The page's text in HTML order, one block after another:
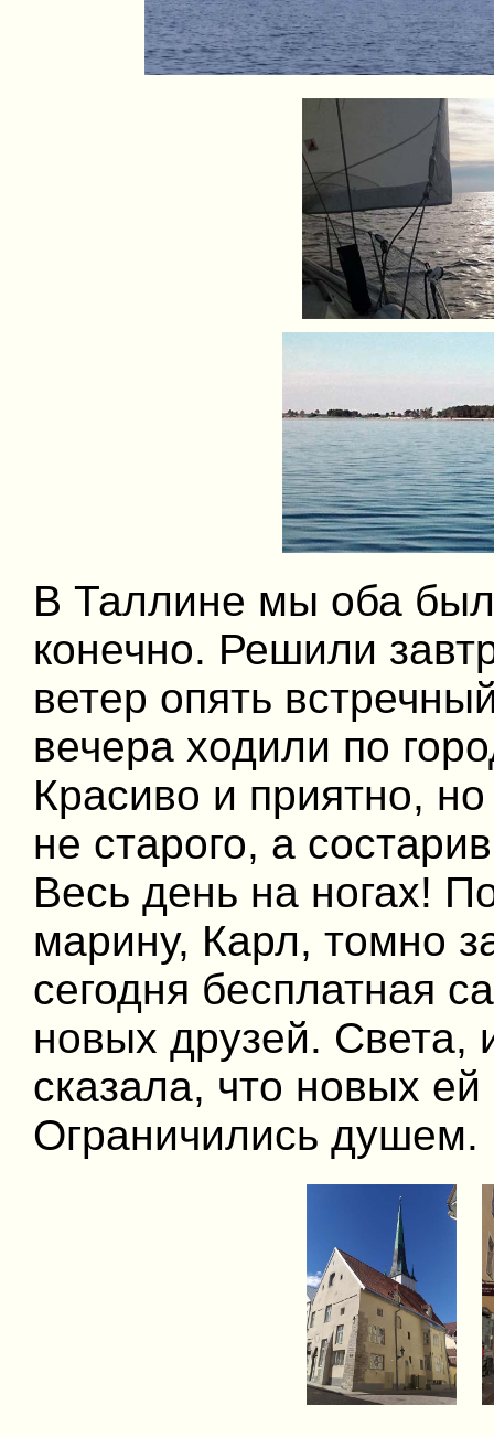
В Таллине мы оба
конечно. Решили
ветер опять
вечера ходили по
Красиво и приятно,
не старого, а
Весь день на ногах!
марину, Карл, томно
сегодня бесплатная
новых друзей. Света,
сказала, что новых
Ограничились душем.